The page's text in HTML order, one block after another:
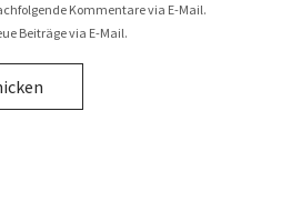
Kommentare via E-Mail.
Beiträge via E-Mail.